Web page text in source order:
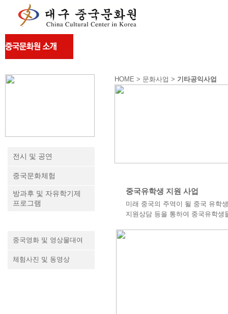
전시 및 공연
중국문화체험
방과후 및 자유학기제
프로그램
중국영화 및 영상물대여
체험사진 및 동영상
HOME > 문화사업 > 기타공익사업
중국유학생 지원 사업
미래 중국의 주역이 될 중국 유학
지원상담 등을 통하여 중국유학